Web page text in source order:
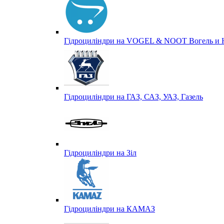
Гідроциліндри на VOGEL & NOOT Вогель и
Гідроциліндри на ГАЗ, САЗ, УАЗ, Газель
Гідроциліндри на Зіл
Гідроциліндри на КАМАЗ